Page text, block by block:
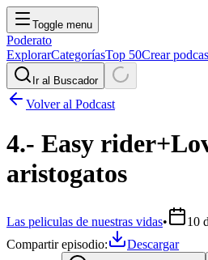
Toggle menu
Poderato
ExplorarCategoríasTop 50Crear
Ir al Buscador
Volver al Podcast
4.- Easy
aristogatos
Las peliculas de nuestras vidas• 10
Compartir episodio:
Descargar